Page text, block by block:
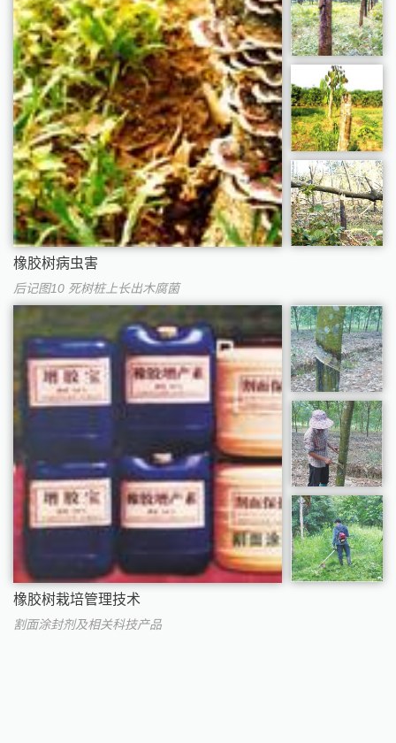
橡胶树病虫害
后记图10 死树桩上长出木腐菌
橡胶树栽培管理技术
割面涂封剂及相关科技产品